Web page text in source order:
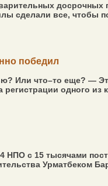
сделали все, чтобы
победил
Или что–то еще? —
одного из
с 15 тысячами
Урматбеком